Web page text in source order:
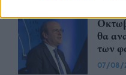
θα
των
07/08/